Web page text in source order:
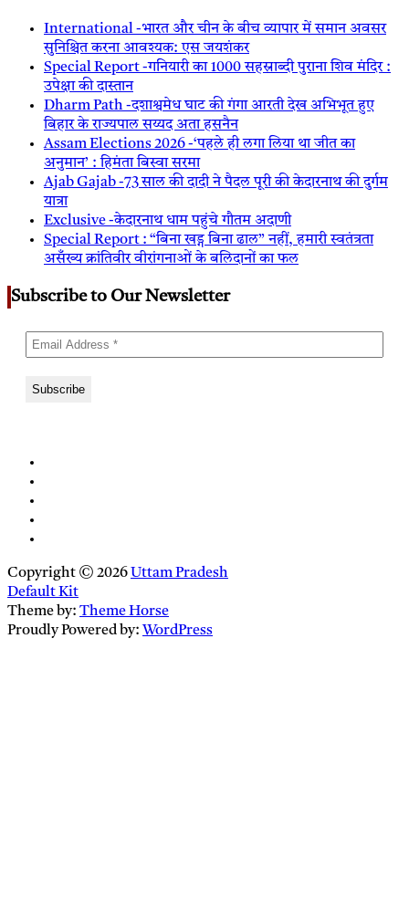
International -भारत और चीन के बीच व्यापार में समान अवसर
सुनिश्चित करना आवश्यक: एस जयशंकर
Special Report -गनियारी का 1000 सहस्राब्दी पुराना शिव मंदिर :
उपेक्षा की दास्तान
Dharm Path -दशाश्वमेध घाट की गंगा आरती देख अभिभूत हुए
बिहार के राज्यपाल सय्यद अता हसनैन
Assam Elections 2026 -‘पहले ही लगा लिया था जीत का
अनुमान’ : हिमंता बिस्वा सरमा
Ajab Gajab -73 साल की दादी ने पैदल पूरी की केदारनाथ की दुर्गम
यात्रा
Exclusive -केदारनाथ धाम पहुंचे गौतम अदाणी
Special Report : “बिना खड्ग बिना ढाल” नहीं, हमारी स्वतंत्रता
असँख्य क्रांतिवीर वीरांगनाओं के बलिदानों का फल
Subscribe to Our Newsletter
Copyright © 2026 Uttam Pradesh
Default Kit
Theme by: Theme Horse
Proudly Powered by: WordPress